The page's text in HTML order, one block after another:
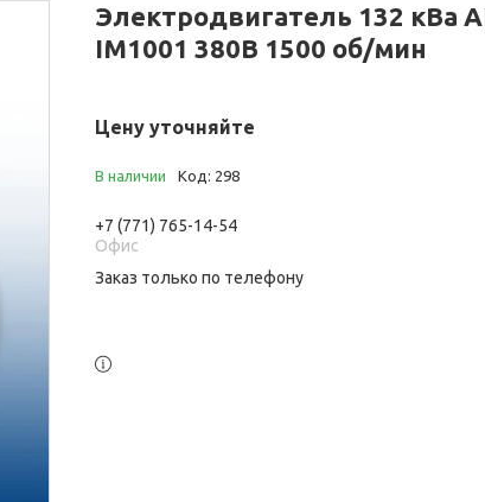
Электродвигатель 132 кВа
IM1001 380B 1500 об/мин
Цену уточняйте
В наличии Код: 298
+7 (771) 765-14-54
Офис
Заказ только по телефону